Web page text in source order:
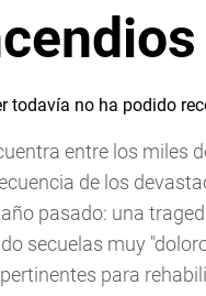
entre los miles
de los
pasado: una
secuelas muy
para